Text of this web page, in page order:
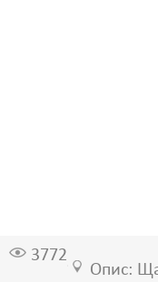
3772
Опис: